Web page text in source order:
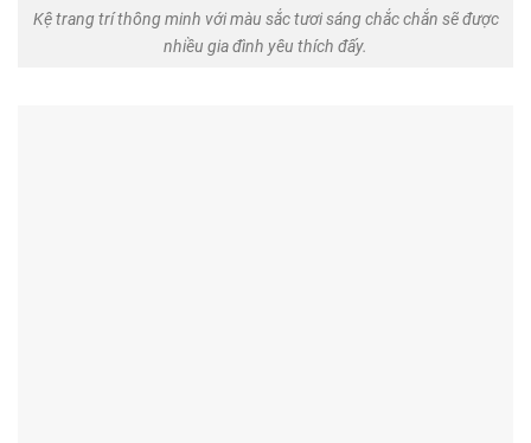
Kệ trang trí thông minh với màu sắc tươi sáng chắc chắn sẽ được
nhiều gia đình yêu thích đấy.